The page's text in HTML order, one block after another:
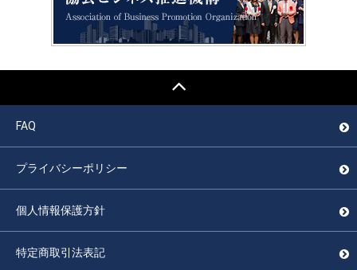
FAQ
プライバシーポリシー
個人情報保護方針
特定商取引法表記